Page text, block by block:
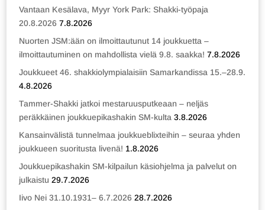
Vantaan Kesälava, Myyr York Park: Shakki-työpaja
20.8.2026 7.8.2026
Nuorten JSM:ään on ilmoittautunut 14 joukkuetta –
ilmoittautuminen on mahdollista vielä 9.8. saakka! 7.8.2026
Joukkueet 46. shakkiolympialaisiin Samarkandissa 15.–28.9.
4.8.2026
Tammer-Shakki jatkoi mestaruusputkeaan – neljäs
peräkkäinen joukkuepikashakin SM-kulta 3.8.2026
Kansainvälistä tunnelmaa joukkueblixteihin – seuraa yhden
joukkueen suoritusta livenä! 1.8.2026
Joukkuepikashakin SM-kilpailun käsiohjelma ja palvelut on
julkaistu 29.7.2026
Iivo Nei 31.10.1931– 6.7.2026 28.7.2026